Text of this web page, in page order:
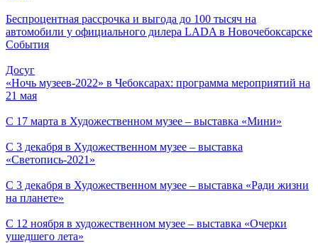
Беспроцентная рассрочка и выгода до 100 тысяч на
автомобили у официального дилера LADA в Новочебоксарске
События
Досуг
«Ночь музеев-2022» в Чебоксарах: программа мероприятий на
21 мая
С 17 марта в Художественном музее – выставка «Мини»
С 3 декабря в Художественном музее – выставка
«Светопись-2021»
С 3 декабря в Художественном музее – выставка «Ради жизни
на планете»
С 12 ноября в художественном музее – выставка «Очерки
ушедшего лета»